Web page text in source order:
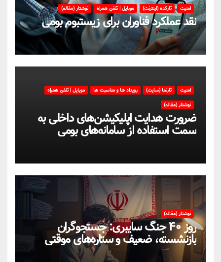
امنیت تارکده (اینترنت) موبایل | تلفن همراه نوشتار (مقاله)
نقد عملکرد فناوران برای زیستبوم بومی
امنیت تارنما (سایت) رویداد ها و مناسبت ها
موبایل | تلفن همراه
نوشتار (مقاله)
ضرورت هدایت اپلیکیشن‌های داخلی به
سمت استفاده از سامانه‌های بومی
نوشتار (مقاله)
روز ۴۰ جنگ سایبری: جستجوگران
بازنشسته، ضعیف و ستاره‌های موقتی
ایران در بحران اینترنت!